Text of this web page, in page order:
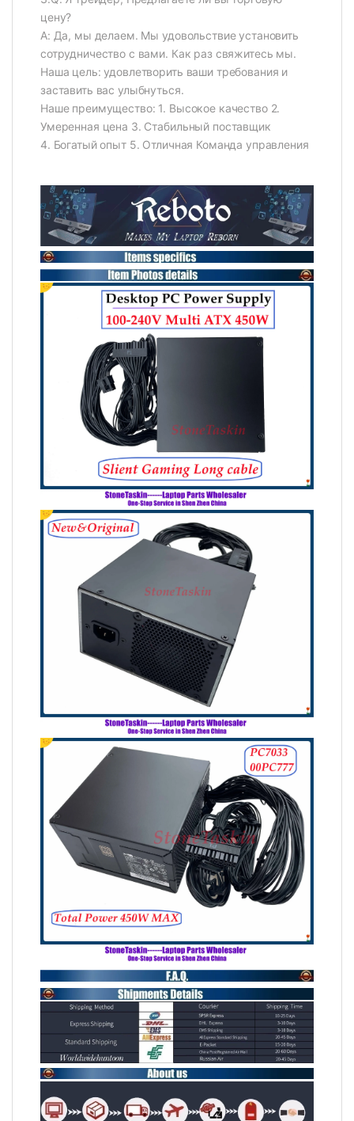
цену?
А: Да, мы делаем. Мы удовольствие установить
сотрудничество с вами. Как раз свяжитесь мы.
Наша цель: удовлетворить ваши требования и
заставить вас улыбнуться.
Наше преимущество: 1. Высокое качество 2.
Умеренная цена 3. Стабильный поставщик
4. Богатый опыт 5. Отличная Команда управления